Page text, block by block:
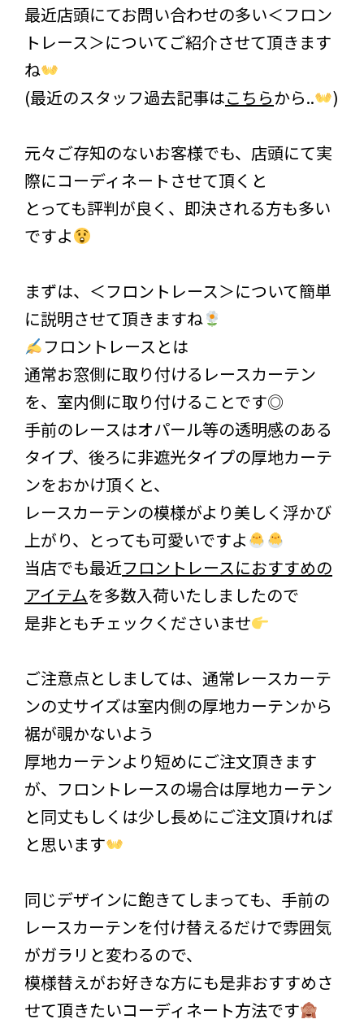
最近店頭にてお問い合わせの多い＜フロン
トレース＞についてご紹介させて頂きます
ね
(最近のスタッフ過去記事はこちらから.. )
元々ご存知のないお客様でも、店頭にて実
際にコーディネートさせて頂くと
とっても評判が良く、即決される方も多い
ですよ
まずは、＜フロントレース＞について簡単
に説明させて頂きますね
フロントレースとは
通常お窓側に取り付けるレースカーテン
を、室内側に取り付けることです◎
手前のレースはオパール等の透明感のある
タイプ、後ろに非遮光タイプの厚地カーテ
ンをおかけ頂くと、
レースカーテンの模様がより美しく浮かび
上がり、とっても可愛いですよ
当店でも最近フロントレースにおすすめの
アイテムを多数入荷いたしましたので
是非ともチェックくださいませ
ご注意点としましては、通常レースカーテ
ンの丈サイズは室内側の厚地カーテンから
裾が覗かないよう
厚地カーテンより短めにご注文頂きます
が、フロントレースの場合は厚地カーテン
と同丈もしくは少し長めにご注文頂ければ
と思います
同じデザインに飽きてしまっても、手前の
レースカーテンを付け替えるだけで雰囲気
がガラリと変わるので、
模様替えがお好きな方にも是非おすすめさ
せて頂きたいコーディネート方法です